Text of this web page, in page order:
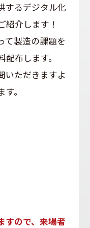
するデジタル化
紹介します！
て製造の課題を
布します。
いただきますよ
。
すので、来場者